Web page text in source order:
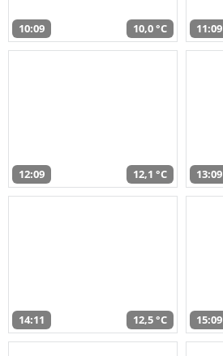
10:09 10,0 °C 11:09
12:09 12,1 °C 13:09
14:11 12,5 °C 15:09